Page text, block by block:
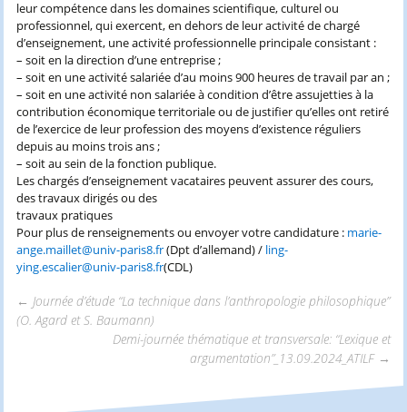
leur compétence dans les domaines scientifique, culturel ou
professionnel, qui exercent, en dehors de leur activité de chargé
d’enseignement, une activité professionnelle principale consistant :
– soit en la direction d’une entreprise ;
– soit en une activité salariée d’au moins 900 heures de travail par an ;
– soit en une activité non salariée à condition d’être assujetties à la
contribution économique territoriale ou de justifier qu’elles ont retiré
de l’exercice de leur profession des moyens d’existence réguliers
depuis au moins trois ans ;
– soit au sein de la fonction publique.
Les chargés d’enseignement vacataires peuvent assurer des cours,
des travaux dirigés ou des
travaux pratiques
Pour plus de renseignements ou envoyer votre candidature : marie-
ange.maillet@univ-paris8.fr(Dpt d’allemand) / ling-
ying.escalier@univ-paris8.fr(CDL)
Navigation
← Journée d’étude “La technique dans l’anthropologie philosophique”
(O. Agard et S. Baumann)
Demi-journée thématique et transversale: “Lexique et
argumentation”_13.09.2024_ATILF →